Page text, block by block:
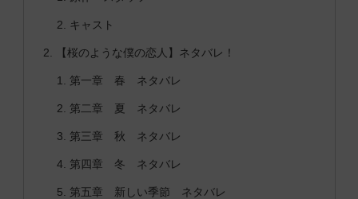
キャスト
【桜のような僕の恋人】ネタバレ！
第一章 春 ネタバレ
第二章 夏 ネタバレ
第三章 秋 ネタバレ
第四章 冬 ネタバレ
第五章 新しい季節 ネタバレ